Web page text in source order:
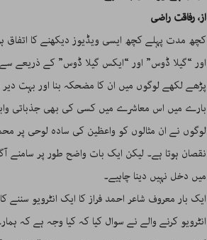
از، رفاقت راضی
کچھ مدت پہلے کچھ ایسی ویڈیوز دیکھنے کا
اور “گیلا ڈوس” اور “ایکس گیلا ڈوس” کے ذریعے سے
پڑھے لکھے لوگوں میں ان کا مضحکہ بنا اور بہت
بارے میں اس معاشرے میں کسی کی بھی جذباتی
لوگوں نے ان مثالوں کو واعظین کی سادہ لوحی پر
نقصان ہوتا ہے۔ لیکن ایک بات واضح طور پر
میں دخل نہیں دینا چاہیے۔
ایک بار معروف شاعر احمد فراز کا ایک انٹرویو
انٹرویو کرنے والے نے سوال کیا کہ کیا وجہ ہے کہ